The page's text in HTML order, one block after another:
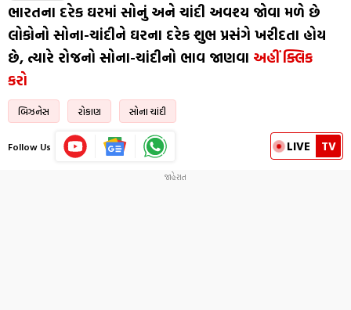
ભારતના દરેક ઘરમાં સોનું અને ચાંદી અવશ્ય જોવા મળે છે
લોકોનો સોના-ચાંદીને ઘરના દરેક શુભ પ્રસંગે ખરીદતા હોય
છે, ત્યારે રોજનો સોના-ચાંદીનો ભાવ જાણવા અહીં ક્લિક
કરો
બિઝનેસ રોકાણ સોના ચાંદી
Follow Us LIVE TV